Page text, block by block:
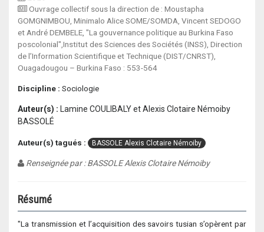
Ouvrage collectif sous la direction de : Moustapha
GOMGNIMBOU, Minimalo Alice SOME/SOMDA, Vincent SEDOGO
et André DEMBELE, "La gouvernance politique au Burkina Faso
poscolonial",Institut des Sciences des Sociétés (INSS), Direction
de l’Information Scientifique et Technique (DIST/CNRST),
Ouagadougou – Burkina Faso : 553-564
Discipline : Sociologie
Auteur(s) : Lamine COULIBALY et Alexis Clotaire Némoiby
BASSOLÉ
Auteur(s) tagués : BASSOLE Alexis Clotaire Némoiby
Renseignée par : BASSOLE Alexis Clotaire Némoiby
Résumé
"La transmission et l’acquisition des savoirs tusian s’opèrent par